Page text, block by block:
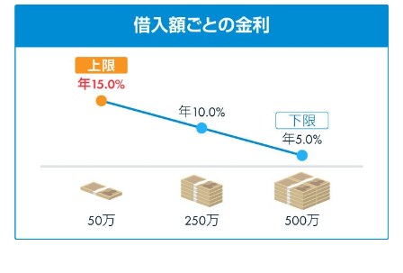
を分析
みずほ銀行カードローンの問い
合わせ先とシーン別の問い合わ